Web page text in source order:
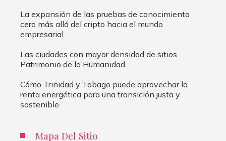
La expansión de las pruebas de conocimiento
cero más allá del cripto hacia el mundo
empresarial
Las ciudades con mayor densidad de sitios
Patrimonio de la Humanidad
Cómo Trinidad y Tobago puede aprovechar la
renta energética para una transición justa y
sostenible
Mapa Del Sitio